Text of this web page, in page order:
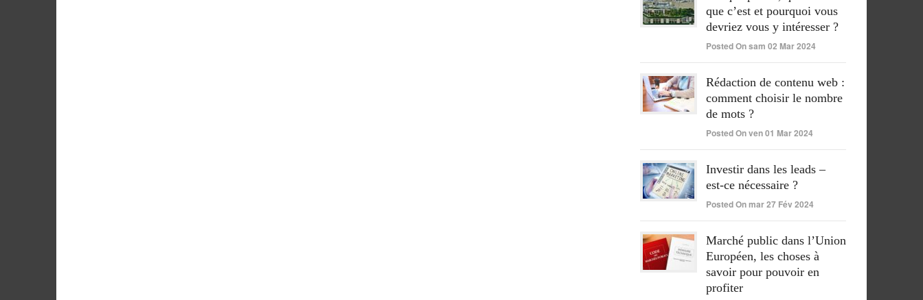
que c’est et pourquoi vous
devriez vous y intéresser ?
Posted On sam 02 Mar 2024
Rédaction de contenu web :
comment choisir le nombre
de mots ?
Posted On ven 01 Mar 2024
Investir dans les leads –
est-ce nécessaire ?
Posted On mar 27 Fév 2024
Marché public dans l’Union
Européen, les choses à
savoir pour pouvoir en
profiter